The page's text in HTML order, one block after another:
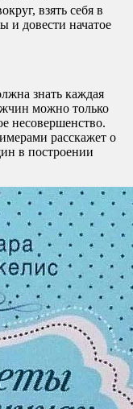
взять себя в
и довести начатое
знать каждая
можно только
несовершенство.
расскажет о
в построении